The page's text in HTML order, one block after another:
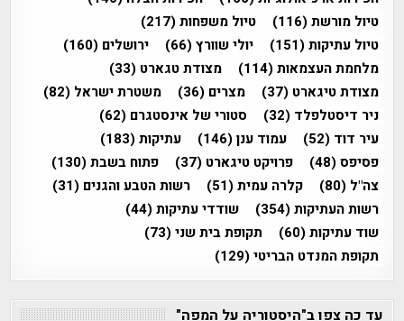
טיול מורשת(116) טיול משפחות(217)
טיול עתיקות(151) יולי שוורץ(66) ירושלים (160)
מלחמת העצמאות(114) מצודת טגארט (33)
מצודת טיגארט (37) מצרים (36) משטרת ישראל (82)
ניר דיסטלפלד (32) סטורי של אינסטגרם (62)
עיר דוד (52) עמוד ענן(146) עתיקות(183)
פסיפס(48) פרויקט טיגארט (37) פתוח בשבת(130)
צה"ל (80) קלרה עמית(51) רשות הטבע והגנים (31)
רשות העתיקות(354) שודדי עתיקות(44)
שוד עתיקות(60) תקופת בית שני(73)
תקופת המנדט הבריטי(129)
עד כה צפו ב"היסטוריה על המפה"